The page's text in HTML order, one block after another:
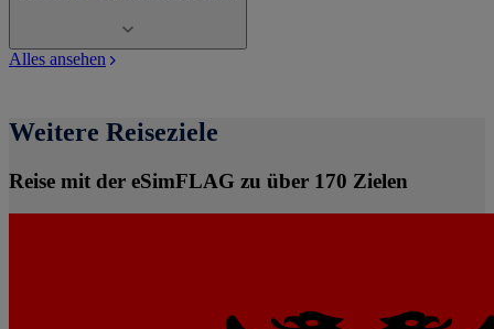
Alles ansehen
Weitere Reiseziele
Reise mit der eSimFLAG zu über 170 Zielen